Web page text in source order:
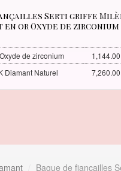
Serti griffe
en or Oxyde de zirconium
de zirconium
Diamant Naturel
Bague de fiançailles